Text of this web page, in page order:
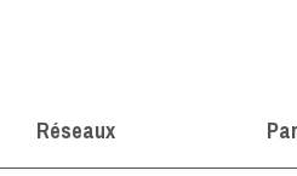
Réseaux